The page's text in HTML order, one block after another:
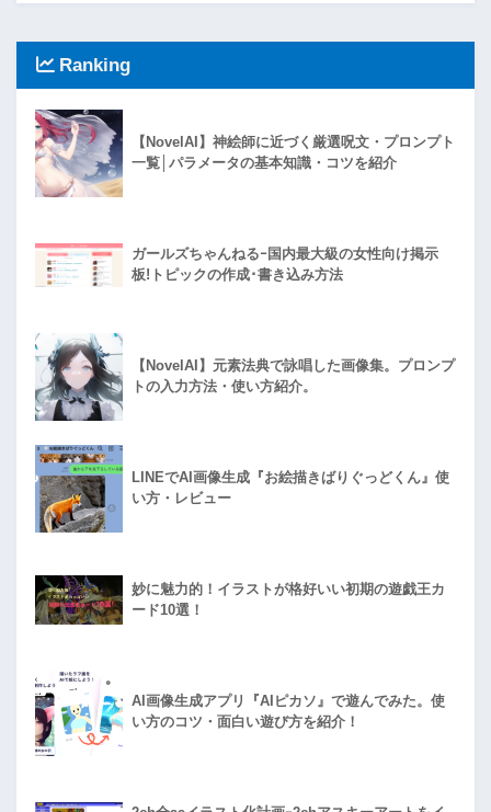
Ranking
【NovelAI】神絵師に近づく厳選呪文・プロンプト
一覧│パラメータの基本知識・コツを紹介
ガールズちゃんねるｰ国内最大級の女性向け掲示
板!トピックの作成･書き込み方法
【NovelAI】元素法典で詠唱した画像集。プロンプ
トの入力方法・使い方紹介。
LINEでAI画像生成『お絵描きばりぐっどくん』使
い方・レビュー
妙に魅力的！イラストが格好いい初期の遊戯王カ
ード10選！
AI画像生成アプリ『AIピカソ』で遊んでみた。使
い方のコツ・面白い遊び方を紹介！